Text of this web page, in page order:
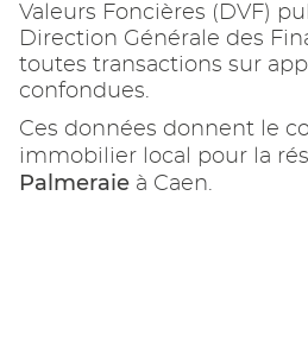
Valeurs Foncières (DVF)
Direction Générale des
toutes transactions sur
confondues.
Ces données donnent le
immobilier local pour la
Palmeraie à Caen.